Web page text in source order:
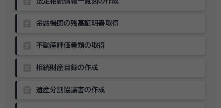
金融機関の残高証明書取得
不動産評価書類の取得
相続財産目録の作成
遺産分割協議書の作成